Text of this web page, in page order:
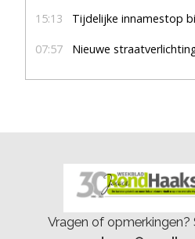
15:13 Tijdelijke innamestop
07:57 Nieuwe straatverlichting
Vragen of opmerkingen?